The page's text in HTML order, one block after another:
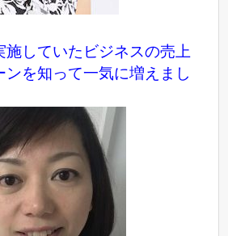
施していたビジネスの売上
ンを知って一気に増えまし